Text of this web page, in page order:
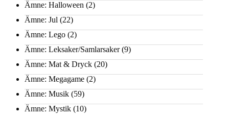
Ämne: Halloween (2)
Ämne: Jul (22)
Ämne: Lego (2)
Ämne: Leksaker/Samlarsaker(9)
Ämne: Mat & Dryck (20)
Ämne: Megagame (2)
Ämne: Musik (59)
Ämne: Mystik (10)